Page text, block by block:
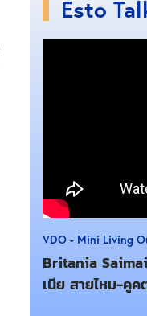
Esto
VDO - Mini Living
Britania
เนีย สายไหม-คู